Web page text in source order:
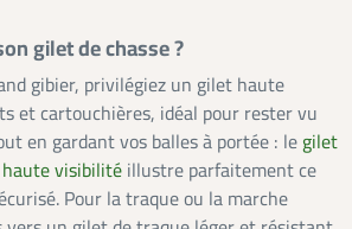
gilet de chasse ?
gibier, privilégiez un gilet haute
et cartouchières, idéal pour rester vu
en gardant vos balles à portée : le gilet
visibilité illustre parfaitement ce
Pour la traque ou la marche